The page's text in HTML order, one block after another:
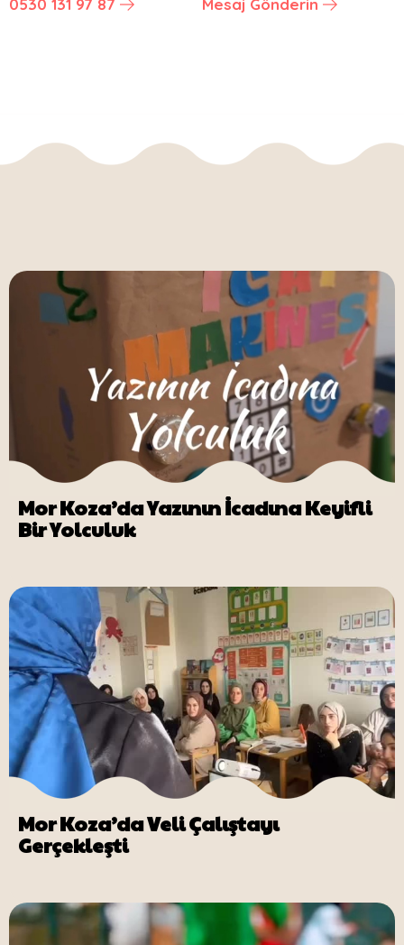
0530 131 97 87 Mesaj Gönderin
Mor Koza’da Yazının İcadına Keyifli
Bir Yolculuk
Mor Koza’da Veli Çalıştayı
Gerçekleşti